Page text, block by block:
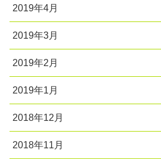
2019年4月
2019年3月
2019年2月
2019年1月
2018年12月
2018年11月